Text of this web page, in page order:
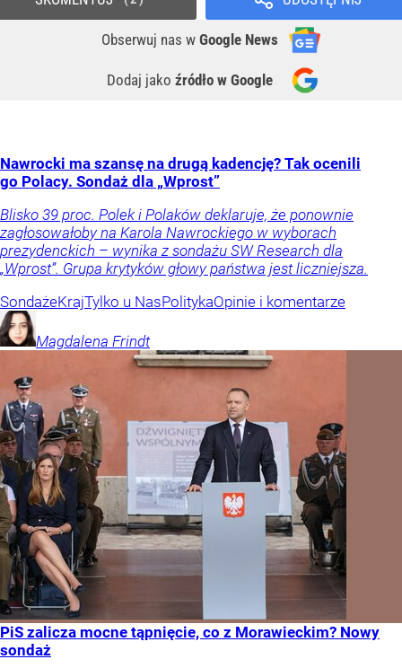
Obserwuj nas w Google News
Dodaj jako źródło w Google
Nawrocki ma szansę na drugą kadencję? Tak ocenili
go Polacy. Sondaż dla „Wprost”
Blisko 39 proc. Polek i Polaków deklaruje, że ponownie
zagłosowałoby na Karola Nawrockiego w wyborach
prezydenckich – wynika z sondażu SW Research dla
„Wprost”. Grupa krytyków głowy państwa jest liczniejsza.
SondażeKrajTylko u NasPolitykaOpinie i komentarze
Magdalena Frindt
PiS zalicza mocne tąpnięcie, co z Morawieckim? Nowy
sondaż